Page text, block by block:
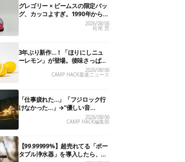
グレゴリー × ビームスの限定バッ
グ、カッコよすぎ。1990年から“3
年のみ使用”されていた、紫タグ
2026/08/06
松尾 慧
3年ぶり新作…！「ほりにしニュ
ーレモン」が登場。後味さっぱり
の万能スパイス！【8月21日発
2026/08/06
CAMP HACK最速ニュース
「仕事疲れた…」「フジロック行
けなかった…」→“優しい音
楽”と“大きな自然”で治癒。まだ間
2026/08/06
CAMP HACK編集部
【99.99999%】超売れてる「ポー
タブル浄水器」を導入したら、防